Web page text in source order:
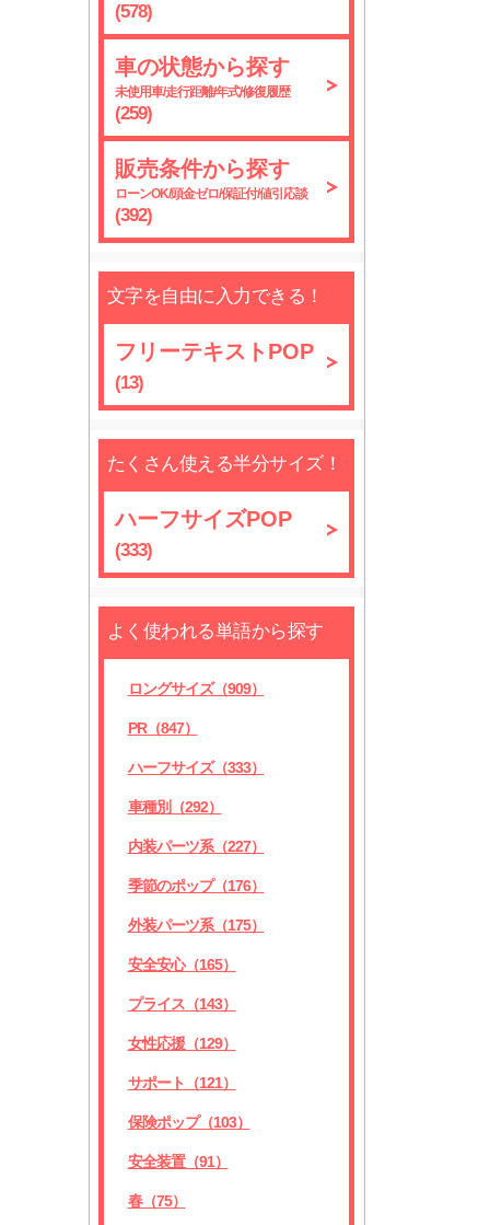
(578)
車の状態から探す
未使用車/走行距離/年式/修復履歴
(259)
販売条件から探す
ローンOK/頭金ゼロ/保証付/値引応談
(392)
文字を自由に入力できる！
フリーテキストPOP
(13)
たくさん使える半分サイズ！
ハーフサイズPOP
(333)
よく使われる単語から探す
ロングサイズ（909）
PR（847）
ハーフサイズ（333）
車種別（292）
内装パーツ系（227）
季節のポップ（176）
外装パーツ系（175）
安全安心（165）
プライス（143）
女性応援（129）
サポート（121）
保険ポップ（103）
安全装置（91）
春（75）